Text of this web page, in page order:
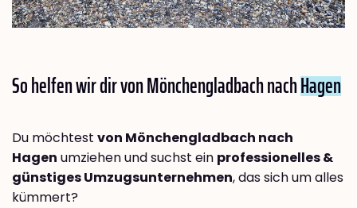
So helfen wir dir von Mönchengladbach nachHagen
Du möchtest von Mönchengladbach nach
Hagen umziehen und suchst ein professionelles &
günstiges Umzugsunternehmen, das sich um alles
kümmert?